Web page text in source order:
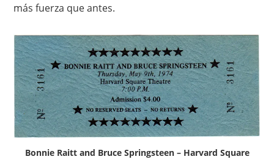
más fuerza que antes.
Bonnie Raitt and Bruce Springsteen – Harvard Square